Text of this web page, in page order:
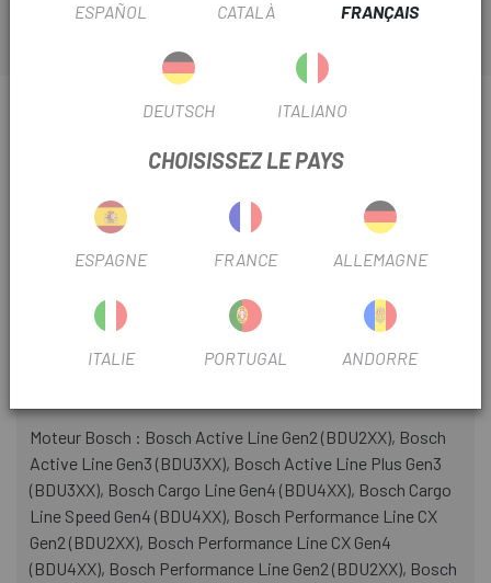
INFORMATION SUR PLAQUE SUPPORT
2021
Moteur Bosch : Bosch Active Line Gen2 (BDU2XX), Bosch
Active Line Gen3 (BDU3XX), Bosch Active Line Plus Gen3
(BDU3XX), Bosch Cargo Line Gen4 (BDU4XX), Bosch Cargo
Line Speed ​​​​Gen4 (BDU4XX), Bosch Performance Line CX
Gen2 (BDU2XX), Bosch Performance Line CX Gen4
(BDU4XX), Bosch Performance Line Gen2 (BDU2XX), Bosch
ESPAÑOL CATALÀ FRANÇAIS
DEUTSCH ITALIANO
CHOISISSEZ LE PAYS
ESPAGNE FRANCE ALLEMAGNE
ITALIE PORTUGAL ANDORRE